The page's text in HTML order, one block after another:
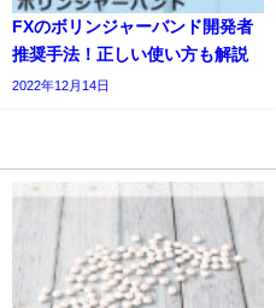
FXのボリンジャーバンド開発者
推奨手法！正しい使い方も解説
2022年12月14日